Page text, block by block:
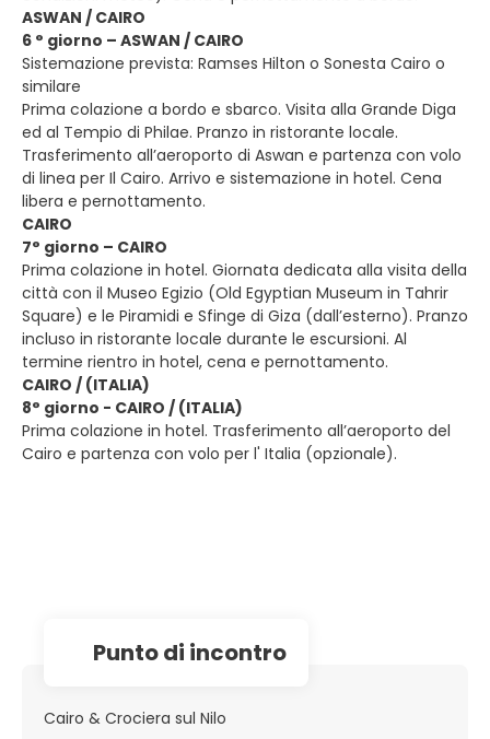
ASWAN / CAIRO
6 ° giorno – ASWAN / CAIRO
Sistemazione prevista: Ramses Hilton o Sonesta Cairo o
similare
Prima colazione a bordo e sbarco. Visita alla Grande Diga
ed al Tempio di Philae. Pranzo in ristorante locale.
Trasferimento all’aeroporto di Aswan e partenza con volo
di linea per Il Cairo. Arrivo e sistemazione in hotel. Cena
libera e pernottamento.
CAIRO
7° giorno – CAIRO
Prima colazione in hotel. Giornata dedicata alla visita della
città con il Museo Egizio (Old Egyptian Museum in Tahrir
Square) e le Piramidi e Sfinge di Giza (dall’esterno). Pranzo
incluso in ristorante locale durante le escursioni. Al
termine rientro in hotel, cena e pernottamento.
CAIRO / (ITALIA)
8° giorno - CAIRO / (ITALIA)
Prima colazione in hotel. Trasferimento all’aeroporto del
Cairo e partenza con volo per l' Italia (opzionale).
Punto di incontro
Cairo & Crociera sul Nilo